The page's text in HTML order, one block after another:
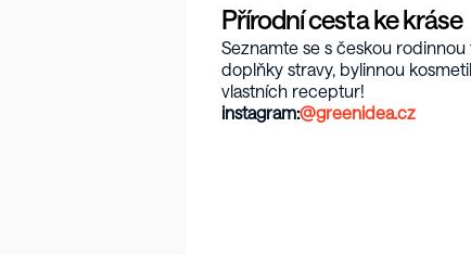
Přírodní cesta ke kráse
Seznamte se s českou
doplňky stravy, bylinnou
vlastních receptur!
instagram:@greenidea.cz